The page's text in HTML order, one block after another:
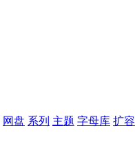
网盘 系列 主题 字母库 扩容